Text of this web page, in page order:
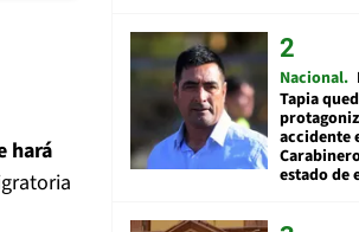
hará
Nacional
Tapia
accidente
estado de